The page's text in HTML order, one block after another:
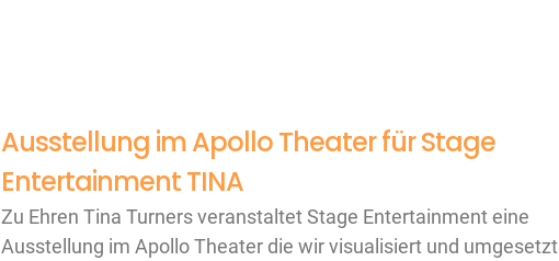
Ausstellung im Apollo Theater für Stage
Entertainment TINA
Zu Ehren Tina Turners veranstaltet Stage Entertainment eine
Ausstellung im Apollo Theater die wir visualisiert und umgesetzt